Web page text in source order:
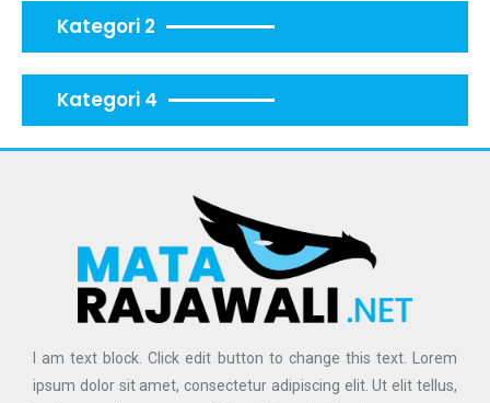
Kategori 2
Kategori 4
I am text block. Click edit button to change this text. Lorem
ipsum dolor sit amet, consectetur adipiscing elit. Ut elit tellus,